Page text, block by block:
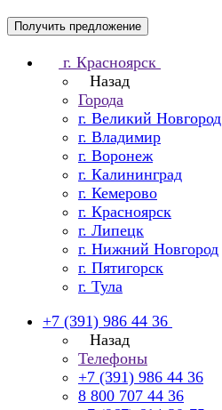
Получить предложение
г. Красноярск
Назад
Города
г. Великий Новгород
г. Владимир
г. Воронеж
г. Калининград
г. Кемерово
г. Красноярск
г. Липецк
г. Нижний Новгород
г. Пятигорск
г. Тула
+7 (391) 986 44 36
Назад
Телефоны
+7 (391) 986 44 36
8 800 707 44 36